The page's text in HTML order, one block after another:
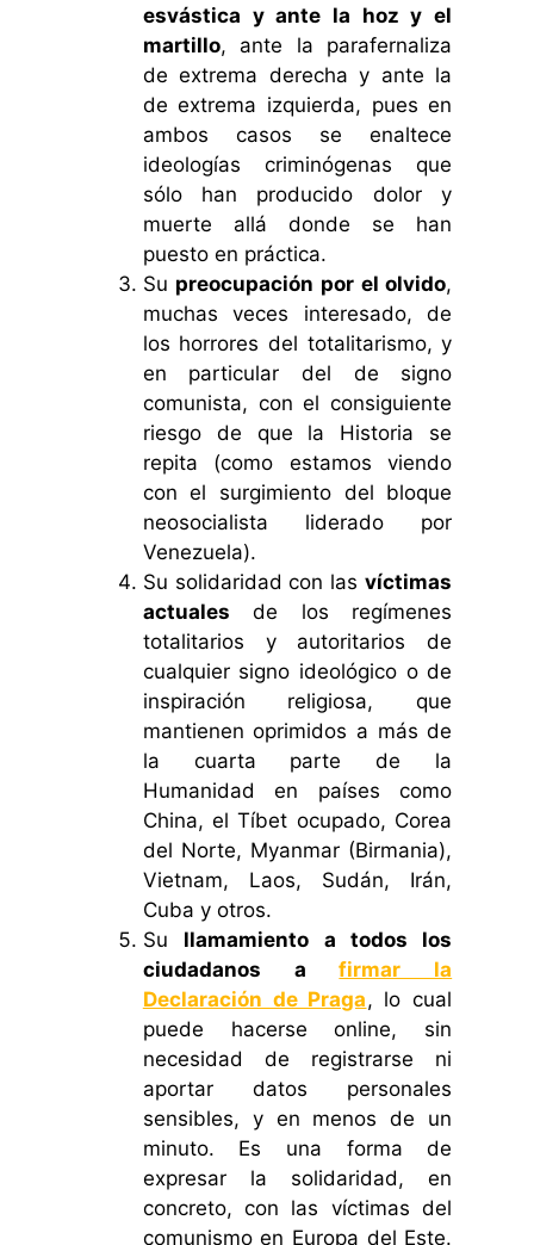
esvástica y ante la hoz y el
martillo, ante la parafernaliza
de extrema derecha y ante la
de extrema izquierda, pues en
ambos casos se enaltece
ideologías criminógenas que
sólo han producido dolor y
muerte allá donde se han
puesto en práctica.
Su preocupación por el olvido,
muchas veces interesado, de
los horrores del totalitarismo, y
en particular del de signo
comunista, con el consiguiente
riesgo de que la Historia se
repita (como estamos viendo
con el surgimiento del bloque
neosocialista liderado por
Venezuela).
Su solidaridad con lasvíctimas
actuales de los regímenes
totalitarios y autoritarios de
cualquier signo ideológico o de
inspiración religiosa, que
mantienen oprimidos a más de
la cuarta parte de la
Humanidad en países como
China, el Tíbet ocupado, Corea
del Norte, Myanmar (Birmania),
Vietnam, Laos, Sudán, Irán,
Cuba y otros.
Su llamamiento a todos los
ciudadanos afirmar la
Declaración de Praga, lo cual
puede hacerse online, sin
necesidad de registrarse ni
aportar datos personales
sensibles, y en menos de un
minuto. Es una forma de
expresar la solidaridad, en
concreto, con las víctimas del
comunismo en Europa del Este.